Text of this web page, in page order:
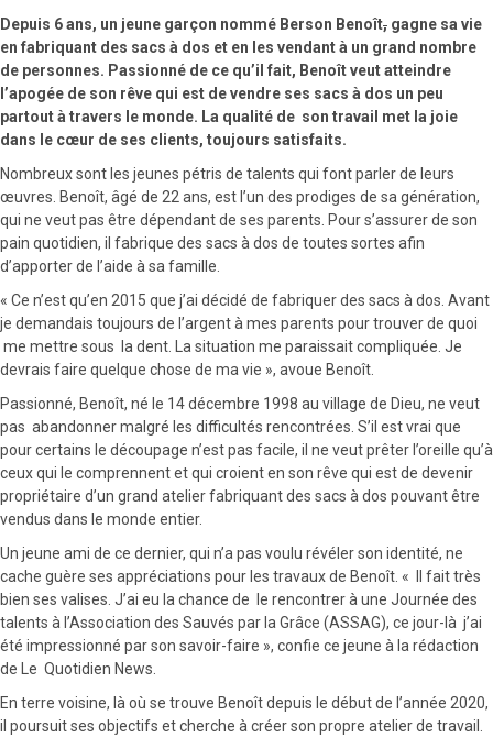
Depuis 6 ans, un jeune garçon nommé Berson Benoît, gagne sa vie
en fabriquant des sacs à dos et en les vendant à un grand nombre
de personnes. Passionné de ce qu’il fait, Benoît veut atteindre
l’apogée de son rêve qui est de vendre ses sacs à dos un peu
partout à travers le monde. La qualité de son travail met la joie
dans le cœur de ses clients, toujours satisfaits.
Nombreux sont les jeunes pétris de talents qui font parler de leurs
œuvres. Benoît, âgé de 22 ans, est l’un des prodiges de sa génération,
qui ne veut pas être dépendant de ses parents. Pour s’assurer de son
pain quotidien, il fabrique des sacs à dos de toutes sortes afin
d’apporter de l’aide à sa famille.
« Ce n’est qu’en 2015 que j’ai décidé de fabriquer des sacs à dos. Avant
je demandais toujours de l’argent à mes parents pour trouver de quoi
me mettre sous la dent. La situation me paraissait compliquée. Je
devrais faire quelque chose de ma vie », avoue Benoît.
Passionné, Benoît, né le 14 décembre 1998 au village de Dieu, ne veut
pas abandonner malgré les difficultés rencontrées. S’il est vrai que
pour certains le découpage n’est pas facile, il ne veut prêter l’oreille qu’à
ceux qui le comprennent et qui croient en son rêve qui est de devenir
propriétaire d’un grand atelier fabriquant des sacs à dos pouvant être
vendus dans le monde entier.
Un jeune ami de ce dernier, qui n’a pas voulu révéler son identité, ne
cache guère ses appréciations pour les travaux de Benoît. « Il fait très
bien ses valises. J’ai eu la chance de le rencontrer à une Journée des
talents à l’Association des Sauvés par la Grâce (ASSAG), ce jour-là j’ai
été impressionné par son savoir-faire », confie ce jeune à la rédaction
de Le Quotidien News.
En terre voisine, là où se trouve Benoît depuis le début de l’année 2020,
il poursuit ses objectifs et cherche à créer son propre atelier de travail.